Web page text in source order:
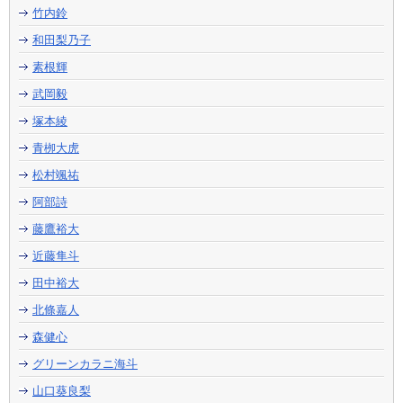
竹内鈴
和田梨乃子
素根輝
武岡毅
塚本綾
青栁大虎
松村颯祐
阿部詩
藤鷹裕大
近藤隼斗
田中裕大
北條嘉人
森健心
グリーンカラニ海斗
山口葵良梨